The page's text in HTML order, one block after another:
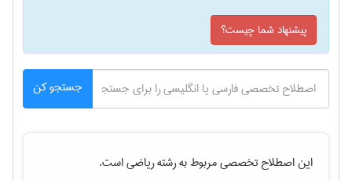
پیشنهاد شما چیست؟
جستجو کن
این اصطلاح تخصصی مربوط به رشتهرياضیاست.